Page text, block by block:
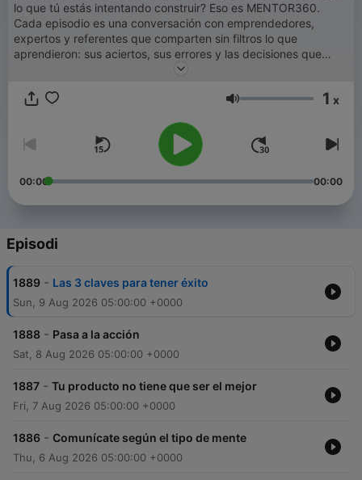
lo que tú estás intentando construir? Eso es MENTOR360.
Cada episodio es una conversación con emprendedores,
expertos y referentes que comparten sin filtros lo que
aprendieron: sus aciertos, sus errores y las decisiones que
práctica esta misma semana en tu proyecto. Si estás
espacio. Dale al play y llévate al menos una idea que te
permita avanzar, que te permita ganar. Un podcast de Luis
Ramos, creador de Libros para Emprendedores.
Volume 1 x
00:00 00:00
Episodi
1889 - Las 3 claves para tener éxito
Sun, 9 Aug 2026 05:00:00 +0000
1888 - Pasa a la acción
Sat, 8 Aug 2026 05:00:00 +0000
1887 - Tu producto no tiene que ser el mejor
Fri, 7 Aug 2026 05:00:00 +0000
1886 - Comunícate según el tipo de mente
Thu, 6 Aug 2026 05:00:00 +0000